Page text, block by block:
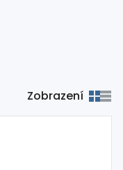
Zobrazení